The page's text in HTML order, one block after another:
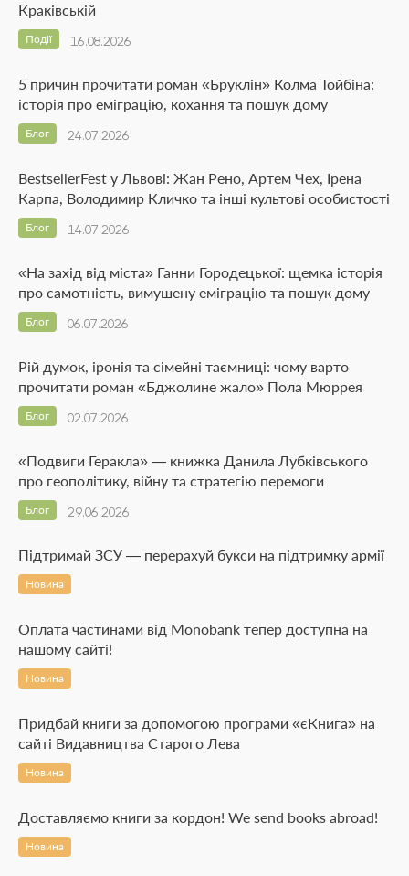
Краківській
16.08.2026
Події
5 причин прочитати роман «Бруклін» Колма Тойбіна:
історія про еміграцію, кохання та пошук дому
24.07.2026
Блог
BestsellerFest у Львові: Жан Рено, Артем Чех, Ірена
Карпа, Володимир Кличко та інші культові особистості
14.07.2026
Блог
«На захід від міста» Ганни Городецької: щемка історія
про самотність, вимушену еміграцію та пошук дому
06.07.2026
Блог
Рій думок, іронія та сімейні таємниці: чому варто
прочитати роман «Бджолине жало» Пола Мюррея
02.07.2026
Блог
«Подвиги Геракла» — книжка Данила Лубківського
про геополітику, війну та стратегію перемоги
29.06.2026
Блог
Підтримай ЗСУ — перерахуй букси на підтримку армії
Новина
Оплата частинами від Monobank тепер доступна на
нашому сайті!
Новина
Придбай книги за допомогою програми «єКнига» на
сайті Видавництва Старого Лева
Новина
Доставляємо книги за кордон! We send books abroad!
Новина